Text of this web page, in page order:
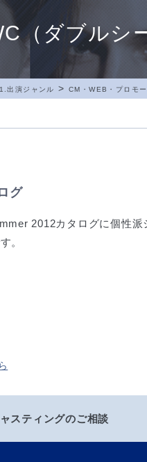
（ダブルシ
1.出演ジャンル > CM・WEB・プロモ
グ
2012カタログに個性派
。
スティングのご相談